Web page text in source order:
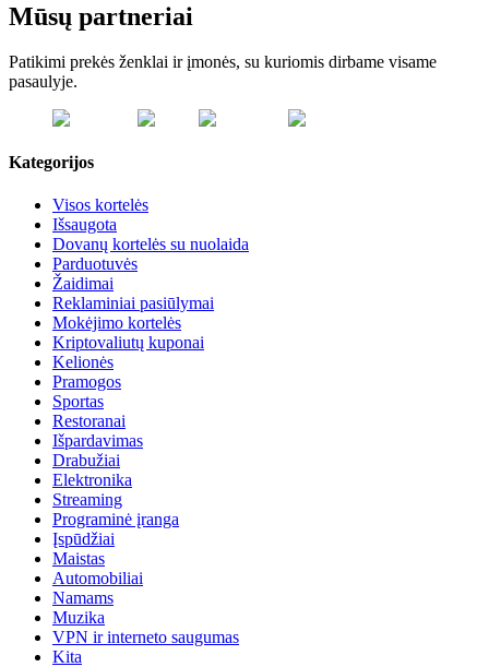
Mūsų partneriai
Patikimi prekės ženklai ir įmonės, su kuriomis dirbame visame
pasaulyje.
Kategorijos
Visos kortelės
Išsaugota
Dovanų kortelės su nuolaida
Parduotuvės
Žaidimai
Reklaminiai pasiūlymai
Mokėjimo kortelės
Kriptovaliutų kuponai
Kelionės
Pramogos
Sportas
Restoranai
Išpardavimas
Drabužiai
Elektronika
Streaming
Programinė įranga
Įspūdžiai
Maistas
Automobiliai
Namams
Muzika
VPN ir interneto saugumas
Kita